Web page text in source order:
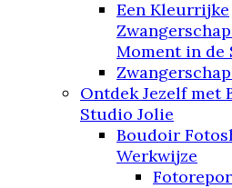
Een Kleurrijke
Moment in
Ontdek Jezelf met
Studio Jolie
Boudoir
Werkwijze